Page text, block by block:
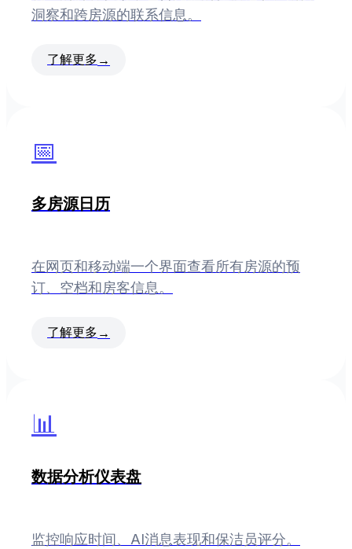
洞察和跨房源的联系信息。
了解更多 →
📅
多房源日历
在网页和移动端一个界面查看所有房源的预
订、空档和房客信息。
了解更多 →
📊
数据分析仪表盘
监控响应时间、AI消息表现和保洁员评分。